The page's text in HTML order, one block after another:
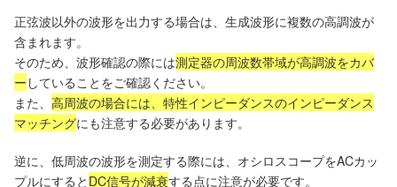
正弦波以外の波形を出力する場合は、生成波形に複数の高調波が
含まれます。
そのため、波形確認の際には測定器の周波数帯域が高調波をカバ
ー していることをご確認ください。
また、 高周波の場合には、特性インピーダンスのインピーダンス
マッチングにも注意する必要があります。
逆に、低周波の波形を測定する際には、オシロスコープをACカッ
プルにすると DC信号が減衰する点に注意が必要です。